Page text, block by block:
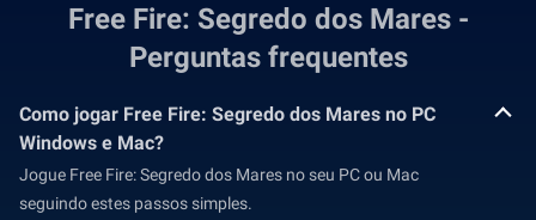
Free Fire: Segredo dos Mares -
Perguntas frequentes
Como jogar Free Fire: Segredo dos Mares no PC
Windows e Mac?
Jogue Free Fire: Segredo dos Mares no seu PC ou Mac
seguindo estes passos simples.